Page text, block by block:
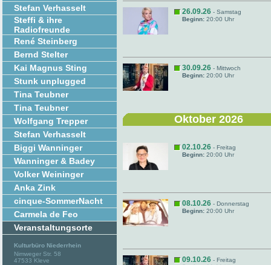
Stefan Verhasselt
Steffi & ihre
Radiofreunde
René Steinberg
Bernd Stelter
Kai Magnus Sting
Stunk unplugged
Tina Teubner
Tina Teubner
Wolfgang Trepper
Stefan Verhasselt
Biggi Wanninger
Wanninger & Badey
Volker Weininger
Anka Zink
cinque-SommerNacht
Carmela de Feo
Veranstaltungsorte
Kulturbüro Niederrhein
Nimweger Str. 58
47533 Kleve
26.09.26 - Samstag
Beginn: 20:00 Uhr
30.09.26 - Mittwoch
Beginn: 20:00 Uhr
Oktober 2026
02.10.26 - Freitag
Beginn: 20:00 Uhr
08.10.26 - Donnerstag
Beginn: 20:00 Uhr
09.10.26 - Freitag